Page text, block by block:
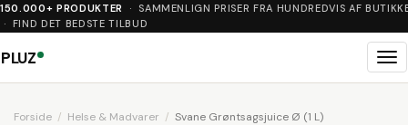
150.000+ PRODUKTER
· SAMMENLIGN PRISER FRA HUNDREDVIS AF
· FIND DET BEDSTE TILBUD
PLUZ
Forside Helse & Madvarer Svane Grøntsagsjuice Ø (1 L)